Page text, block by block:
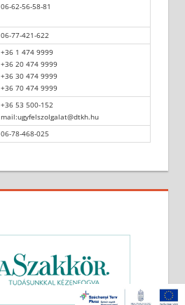
06-62-56-58-81
06-77-421-622
+36 1 474 9999
+36 20 474 9999
+36 30 474 9999
+36 70 474 9999
+36 53 500-152
mail:ugyfelszolgalat@dtkh.hu
06-78-468-025